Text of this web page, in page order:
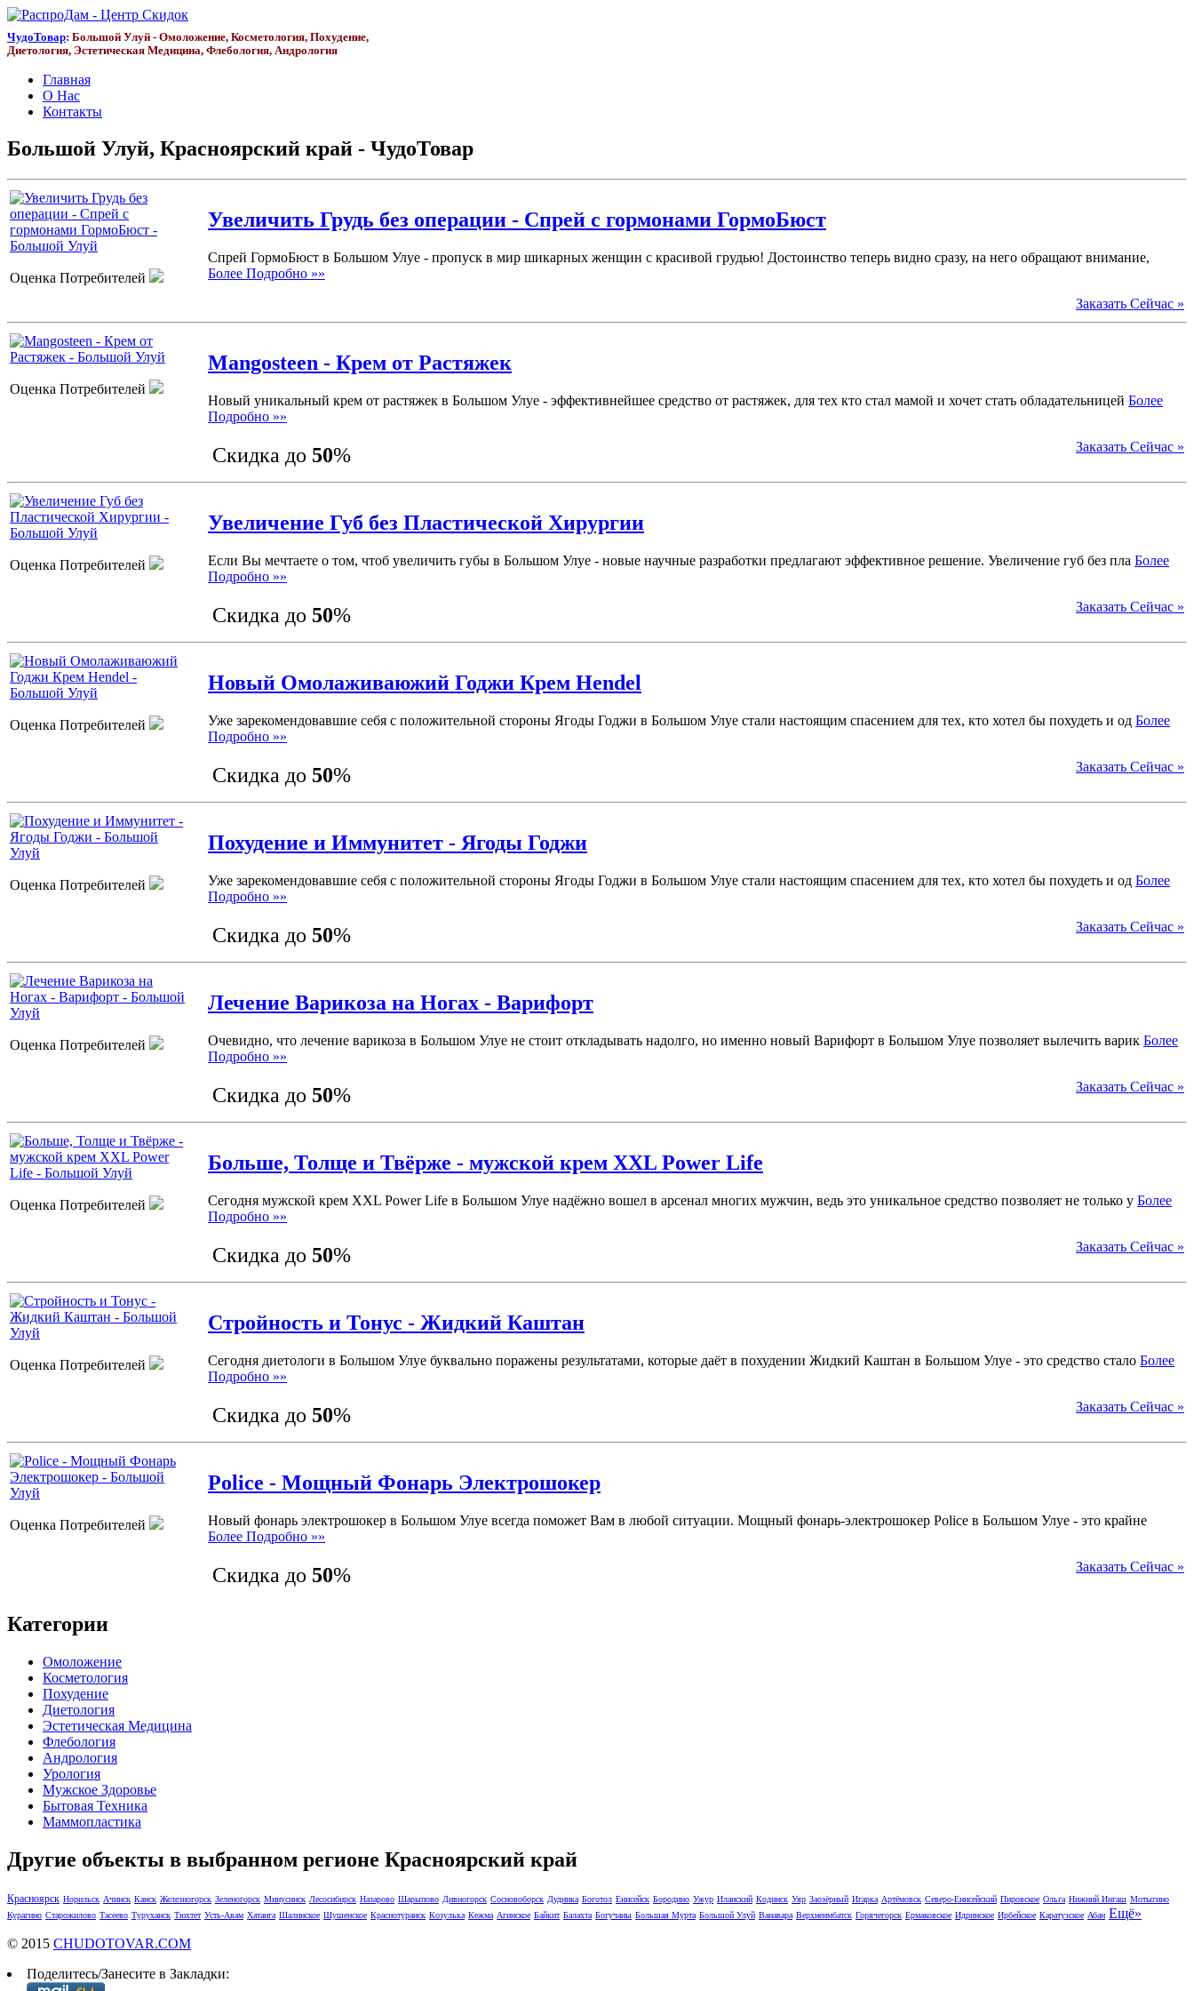
ЧудоТовар: Большой Улуй - Омоложение, Косметология, Похудение,
Диетология, Эстетическая Медицина, Флебология, Андрология
Главная
О Нас
Контакты
Большой Улуй, Красноярский край - ЧудоТовар
Оценка Потребителей
Увеличить Грудь без операции - Спрей с гормонами ГормоБюст
Спрей ГормоБюст в Большом Улуе - пропуск в мир шикарных женщин с красивой грудью! Достоинство теперь видно сразу, на него обращают внимание,
Более Подробно »»
Заказать Сейчас »
Оценка Потребителей
Mangosteen - Крем от Растяжек
Новый уникальный крем от растяжек в Большом Улуе - эффективнейшее средство от растяжек, для тех кто стал мамой и хочет стать обладательницей Более
Подробно »»
Скидка до 50% Заказать Сейчас »
Оценка Потребителей
Увеличение Губ без Пластической Хирургии
Если Вы мечтаете о том, чтоб увеличить губы в Большом Улуе - новые научные разработки предлагают эффективное решение. Увеличение губ без пла Более
Подробно »»
Скидка до 50% Заказать Сейчас »
Оценка Потребителей
Новый Омолаживаюжий Годжи Крем Hendel
Уже зарекомендовавшие себя с положительной стороны Ягоды Годжи в Большом Улуе стали настоящим спасением для тех, кто хотел бы похудеть и од Более
Подробно »»
Скидка до 50% Заказать Сейчас »
Оценка Потребителей
Похудение и Иммунитет - Ягоды Годжи
Уже зарекомендовавшие себя с положительной стороны Ягоды Годжи в Большом Улуе стали настоящим спасением для тех, кто хотел бы похудеть и од Более
Подробно »»
Скидка до 50% Заказать Сейчас »
Оценка Потребителей
Лечение Варикоза на Ногах - Варифорт
Очевидно, что лечение варикоза в Большом Улуе не стоит откладывать надолго, но именно новый Варифорт в Большом Улуе позволяет вылечить варик Более
Подробно »»
Скидка до 50% Заказать Сейчас »
Оценка Потребителей
Больше, Толще и Твёрже - мужской крем XXL Power Life
Сегодня мужской крем XXL Power Life в Большом Улуе надёжно вошел в арсенал многих мужчин, ведь это уникальное средство позволяет не только у Более
Подробно »»
Скидка до 50% Заказать Сейчас »
Оценка Потребителей
Стройность и Тонус - Жидкий Каштан
Сегодня диетологи в Большом Улуе буквально поражены результатами, которые даёт в похудении Жидкий Каштан в Большом Улуе - это средство стало Более
Подробно »»
Скидка до 50% Заказать Сейчас »
Оценка Потребителей
Police - Мощный Фонарь Электрошокер
Новый фонарь электрошокер в Большом Улуе всегда поможет Вам в любой ситуации. Мощный фонарь-электрошокер Police в Большом Улуе - это крайне
Более Подробно »»
Скидка до 50% Заказать Сейчас »
Категории
Омоложение
Косметология
Похудение
Диетология
Эстетическая Медицина
Флебология
Андрология
Урология
Мужское Здоровье
Бытовая Техника
Маммопластика
Другие объекты в выбранном регионе Красноярский край
Красноярск Норильск Ачинск Канск Железногорск Зеленогорск Минусинск Лесосибирск Назарово Шарыпово Дивногорск Сосновоборск Дудинка Боготол Енисейск Бородино Ужур Иланский Кодинск Уяр Заозёрный Игарка Артёмовск Северо-Енисейский Пировское Ольга Нижний Ингаш Мотыгино
Курагино Старожилово Тасеево Туруханск Тюхтет Усть-Авам Хатанга Шалинское Шушенское Краснотуранск Козулька Кежма Агинское Байкит Балахта Богучаны Большая Мурта Большой Улуй Ванавара Верхнеимбатск Горячегорск Ермаковское Идринское Ирбейское Каратузское Абан Ещё»
© 2015 CHUDOTOVAR.COM
Поделитесь/Занесите в Закладки: